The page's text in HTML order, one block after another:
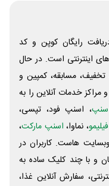
رایگان کوپن و کد
اینترنتی است. در حال
مسابقه، کمپین و
خدمات آنلاین را به
، اسنپ فود، تپسی،
، نماوا، اسنپ مارکت،
‌هاست. کاربران در
و با چند کلیک ساده به
سفارش آنلاین غذا،